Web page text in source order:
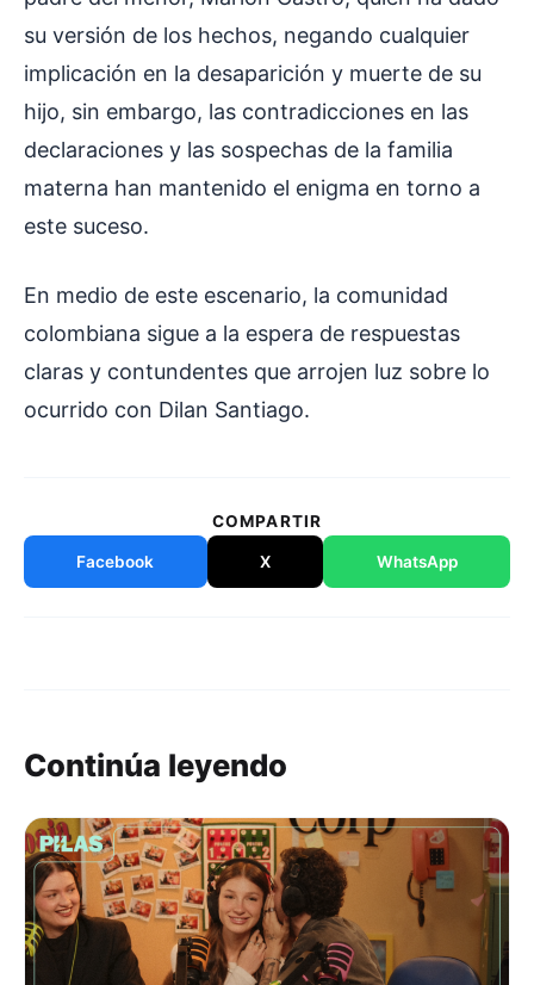
su versión de los hechos, negando cualquier
implicación en la desaparición y muerte de su
hijo, sin embargo, las contradicciones en las
declaraciones y las sospechas de la familia
materna han mantenido el enigma en torno a
este suceso.
En medio de este escenario, la comunidad
colombiana sigue a la espera de respuestas
claras y contundentes que arrojen luz sobre lo
ocurrido con Dilan Santiago.
COMPARTIR
Facebook X WhatsApp
Continúa leyendo